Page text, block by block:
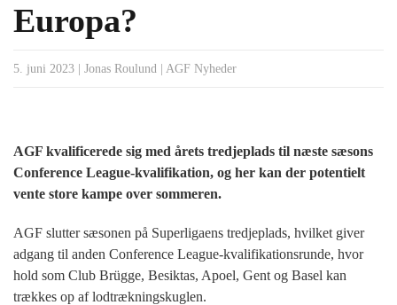
Europa?
5. juni 2023 Jonas Roulund AGF Nyheder
AGF kvalificerede sig med årets tredjeplads til næste sæsons
Conference League-kvalifikation, og her kan der potentielt
vente store kampe over sommeren.
AGF slutter sæsonen på Superligaens tredjeplads, hvilket giver
adgang til anden Conference League-kvalifikationsrunde, hvor
hold som Club Brügge, Besiktas, Apoel, Gent og Basel kan
trækkes op af lodtrækningskuglen.